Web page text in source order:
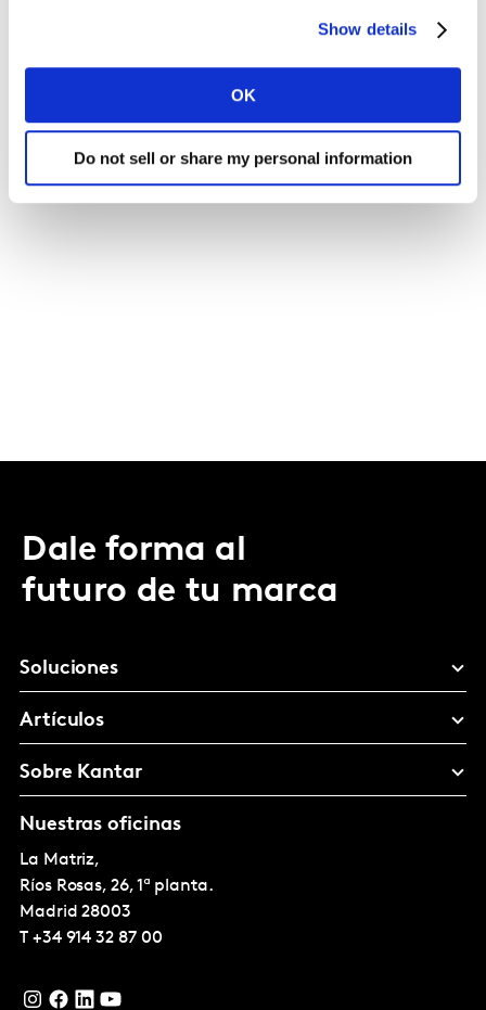
Show details
OK
Do not sell or share my personal information
Dale forma al
futuro de tu marca
Soluciones
Artículos
Sobre Kantar
Nuestras oficinas
La Matriz,
Ríos Rosas, 26, 1ª planta.
Madrid 28003
T +34 914 32 87 00